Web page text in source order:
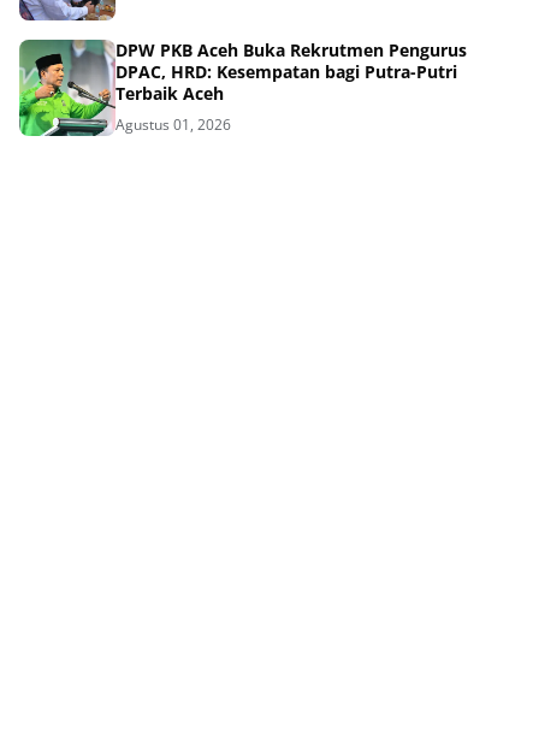
DPW PKB Aceh Buka Rekrutmen Pengurus
DPAC, HRD: Kesempatan bagi Putra-Putri
Terbaik Aceh
Agustus 01, 2026